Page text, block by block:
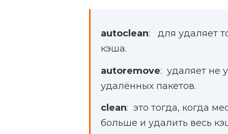
autoclean: для удаляет
кэша.
autoremove: удаляет не
удалённых пакетов.
clean: это тогда, когда
больше и удалить весь